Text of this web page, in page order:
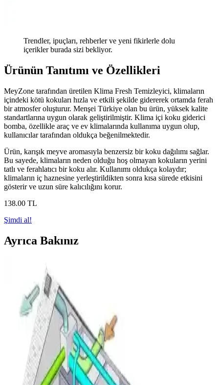
Trendler, ipuçları, rehberler ve yeni fikirlerle dolu
içerikler burada sizi bekliyor.
Ürünün Tanıtımı ve Özellikleri
MeyZone tarafından üretilen Klima Fresh Temizleyici, klimaların
içindeki kötü kokuları hızla ve etkili şekilde gidererek ortamda ferah
bir atmosfer oluşturur. Menşei Türkiye olan bu ürün, yüksek kalite
standartlarına uygun olarak geliştirilmiştir. Klima içi koku giderici
bomba, özellikle araç ve ev klimalarında kullanıma uygun olup,
kullanıcılar tarafından oldukça beğenilmektedir.
Ürün, karışık meyve aromasıyla benzersiz bir koku dağılımı sağlar.
Bu sayede, klimaların neden olduğu hoş olmayan kokuların yerini
tatlı ve ferahlatıcı bir koku alır. Kullanımı oldukça kolaydır;
klimaların iç haznesine yerleştirildikten sonra kısa sürede etkisini
gösterir ve uzun süre kalıcılığını korur.
138.00 TL
Şimdi al!
Ayrıca Bakınız
Klima Bobinlerinde Buz Oluşumu: Nedenleri,
Normal ve Anormal Durumlar ile Çözümler
Klima bobinlerinde buz oluşumu, düşük sıcaklık ve yüksek nem
koşullarında sık görülür. Bu durumun nedenleri, normal ve anormal
halleri ile çözüm önerileri detaylı şekilde incelenmiştir.
Mini Split Klima Arızalarında Elektriksel Kontroller
ve Sorun Giderme Yöntemleri
Mini split klima arızalarında elektriksel bağlantılar, voltaj ölçümleri,
anakart ve uzaktan kumanda kontrolleri detaylı şekilde ele alınarak